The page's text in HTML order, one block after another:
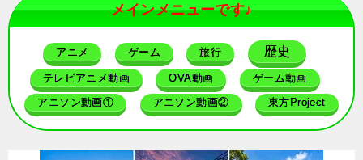
メインメニューです♪
アニメ ゲーム 旅行 歴史
テレビアニメ動画 OVA動画 ゲーム動画
アニソン動画① アニソン動画② 東方Project